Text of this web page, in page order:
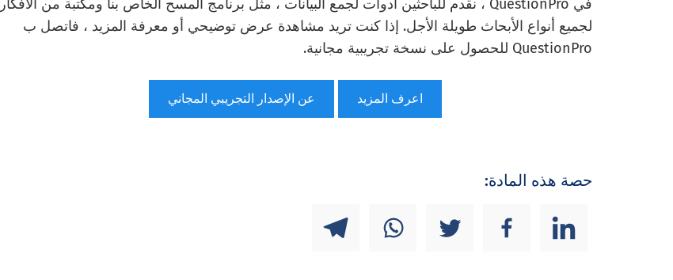
في QuestionPro ، نقدم للباحثين أدوات لجمع البيانات ، مثل برنامج المسح الخاص بنا ومكتبة من الأفكار
لجميع أنواع الأبحاث طويلة الأجل. إذا كنت تريد مشاهدة عرض توضيحي أو معرفة المزيد ، فاتصل ب
QuestionPro للحصول على نسخة تجريبية مجانية.
اعرف المزيد عن الإصدار التجريبي المجاني
حصة هذه المادة: